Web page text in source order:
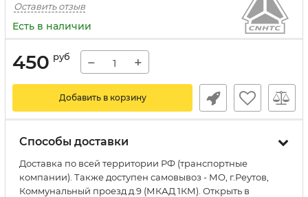
Оставить отзыв
Есть в наличии
450 руб − +
Добавить в корзину
Способы доставки
Доставка по всей территории РФ (транспортные
компании). Также доступен самовывоз - МО, г.Реутов,
Коммунальный проезд д.9 (МКАД 1КМ). Открыть в